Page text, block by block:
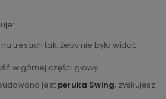
tresach tak, żeby nie było widać
w górnej części głowy
jest peruka Swing, zyskujesz: